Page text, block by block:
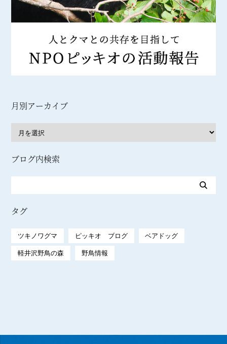
月別アーカイブ
ブログ内検索
タグ
ツキノワグマ ピッキオ ブログ ベアドッグ
軽井沢野鳥の森 野鳥情報